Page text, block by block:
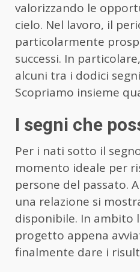
valorizzando le
cielo. Nel lavoro, il
particolarmente
successi. In
alcuni tra i dodici
Scopriamo insieme
I segni che
Per i nati sotto il
momento ideale per
persone del passato.
una relazione si
disponibile. In ambito
progetto appena
finalmente dare i